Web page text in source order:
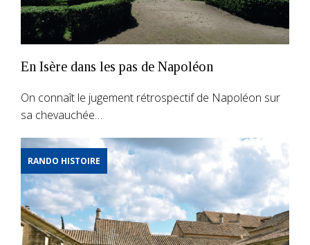
En Isère dans les pas de Napoléon
On connaît le jugement rétrospectif de Napoléon sur
sa chevauchée…
RANDO HISTOIRE